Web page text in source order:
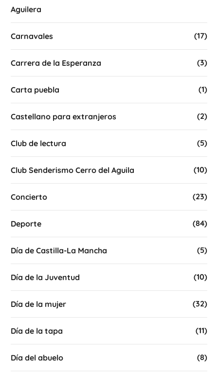
Aguilera
Carnavales (17)
Carrera de la Esperanza (3)
Carta puebla (1)
Castellano para extranjeros (2)
Club de lectura (5)
Club Senderismo Cerro del Aguila (10)
Concierto (23)
Deporte (84)
Día de Castilla-La Mancha (5)
Día de la Juventud (10)
Día de la mujer (32)
Día de la tapa (11)
Día del abuelo (8)